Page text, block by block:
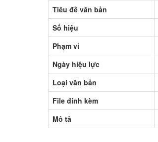
Tiêu đề văn bản
Số hiệu
Phạm vi
Ngày hiệu lực
Loại văn bản
File đính kèm
Mô tả